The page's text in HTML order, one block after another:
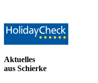
Aktuelles
aus Schierke